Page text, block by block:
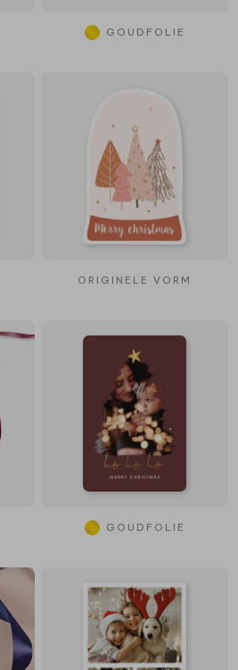
GOUDFOLIE
ORIGINELE VORM
GOUDFOLIE